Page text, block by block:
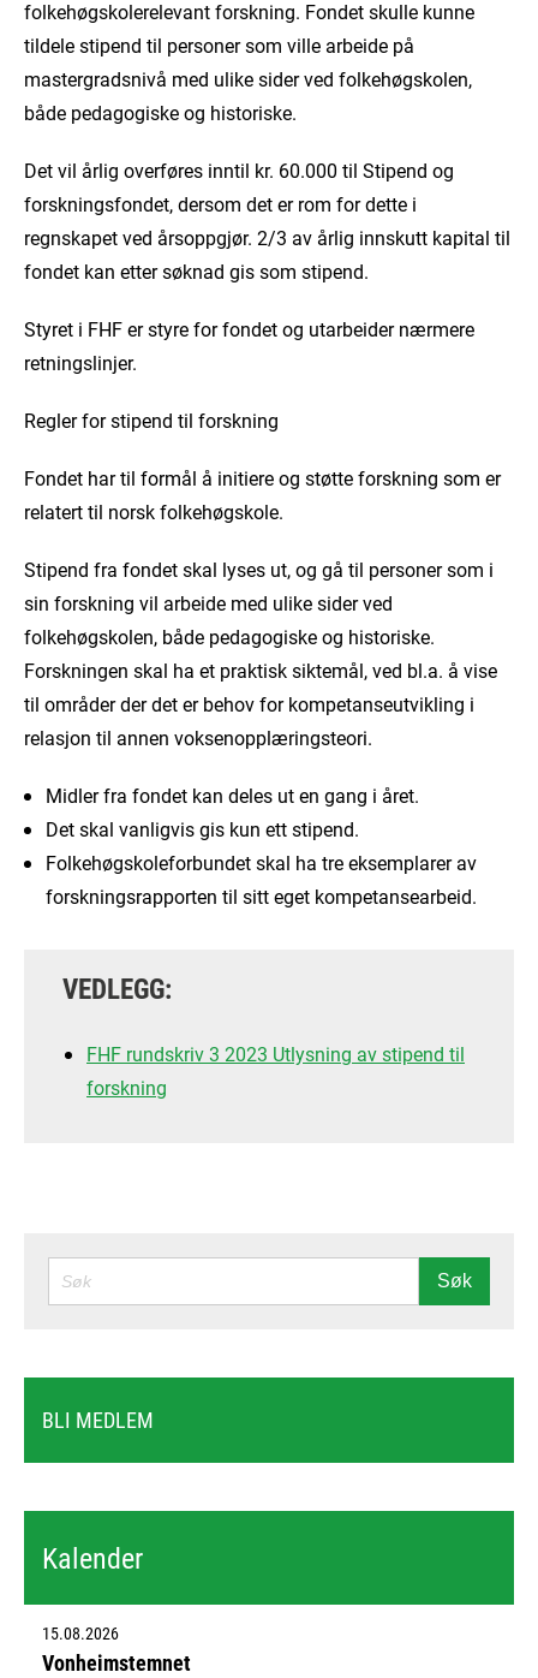
folkehøgskolerelevant forskning. Fondet skulle kunne
tildele stipend til personer som ville arbeide på
mastergradsnivå med ulike sider ved folkehøgskolen,
både pedagogiske og historiske.
Det vil årlig overføres inntil kr. 60.000 til Stipend og
forskningsfondet, dersom det er rom for dette i
regnskapet ved årsoppgjør. 2/3 av årlig innskutt kapital til
fondet kan etter søknad gis som stipend.
Styret i FHF er styre for fondet og utarbeider nærmere
retningslinjer.
Regler for stipend til forskning
Fondet har til formål å initiere og støtte forskning som er
relatert til norsk folkehøgskole.
Stipend fra fondet skal lyses ut, og gå til personer som i
sin forskning vil arbeide med ulike sider ved
folkehøgskolen, både pedagogiske og historiske.
Forskningen skal ha et praktisk siktemål, ved bl.a. å vise
til områder der det er behov for kompetanseutvikling i
relasjon til annen voksenopplæringsteori.
Midler fra fondet kan deles ut en gang i året.
Det skal vanligvis gis kun ett stipend.
Folkehøgskoleforbundet skal ha tre eksemplarer av
forskningsrapporten til sitt eget kompetansearbeid.
VEDLEGG:
FHF rundskriv 3 2023 Utlysning av stipend til
forskning
SØK Søk
BLI MEDLEM
Kalender
15.08.2026
Vonheimstemnet